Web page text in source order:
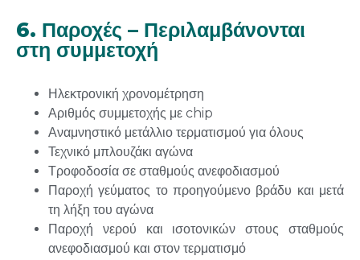
6. Παροχές – Περιλαμβάνονται
στη συμμετοχή
Ηλεκτρονική χρονομέτρηση
Αριθμός συμμετοχής με chip
Αναμνηστικό μετάλλιο τερματισμού για όλους
Τεχνικό μπλουζάκι αγώνα
Τροφοδοσία σε σταθμούς ανεφοδιασμού
Παροχή γεύματος το προηγούμενο βράδυ και μετά
τη λήξη του αγώνα
Παροχή νερού και ισοτονικών στους σταθμούς
ανεφοδιασμού και στον τερματισμό